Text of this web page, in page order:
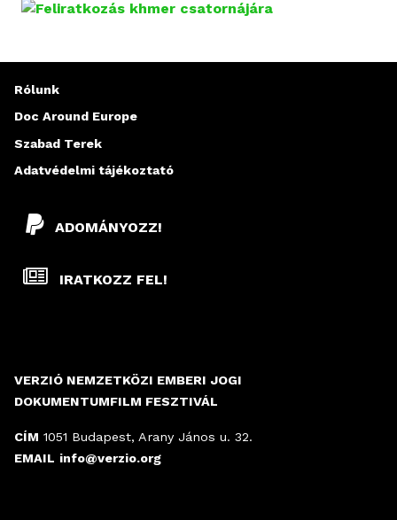
VERZIÓ NEMZETKÖZI EMBERI JOGI
DOKUMENTUMFILM FESZTIVÁL
CÍM 1051 Budapest, Arany János u. 32.
EMAIL info@verzio.org
ADOMÁNYOZZ!
IRATKOZZ FEL!
Rólunk
Doc Around Europe
Szabad Terek
Adatvédelmi tájékoztató